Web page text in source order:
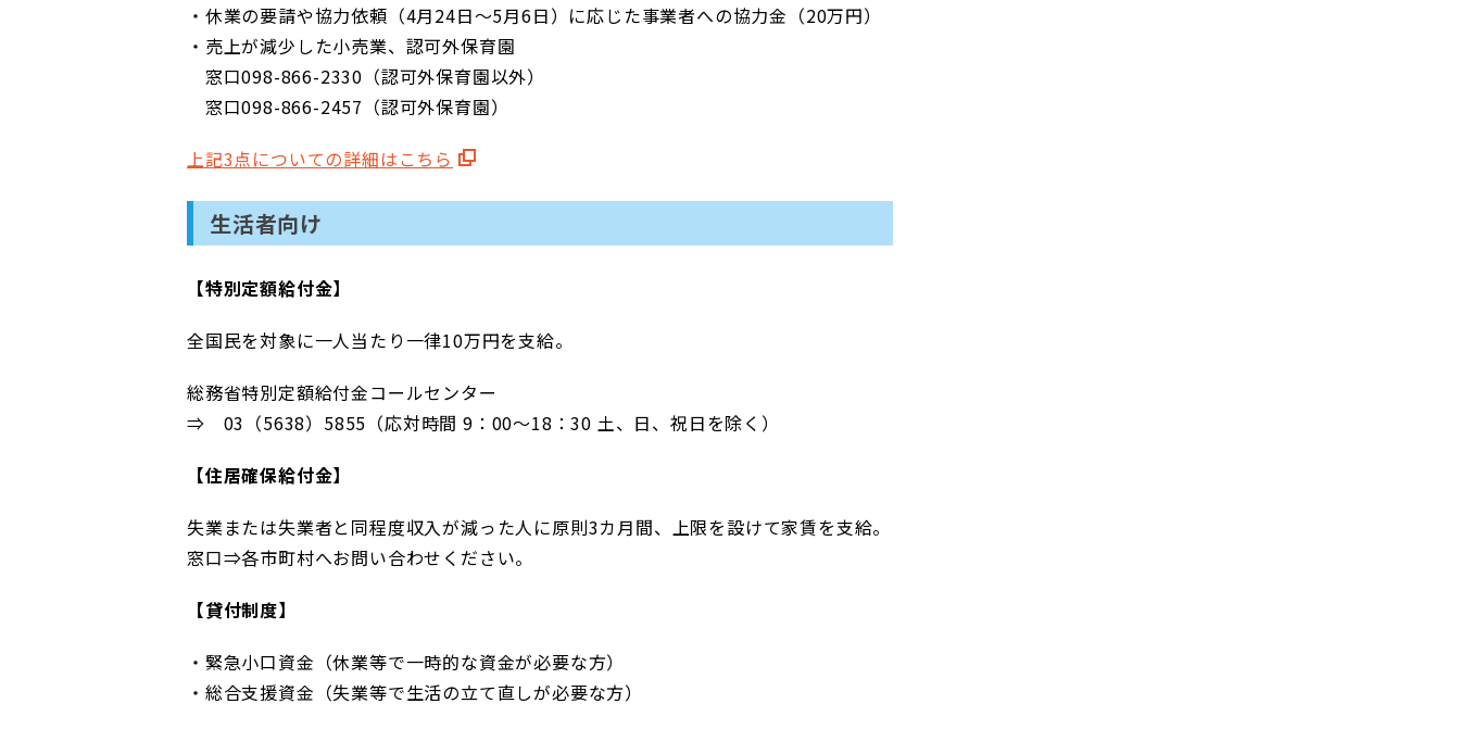
・休業の要請や協力依頼（4月24日～5月6日）に応じた事業者への協力金（20万円）
・売上が減少した小売業、認可外保育園
窓口098-866-2330（認可外保育園以外）
窓口098-866-2457（認可外保育園）
上記3点についての詳細はこちら
生活者向け
【特別定額給付金】
全国民を対象に一人当たり一律10万円を支給。
総務省特別定額給付金コールセンター
⇒ 03（5638）5855（応対時間 9：00～18：30 土、日、祝日を除く）
【住居確保給付金】
失業または失業者と同程度収入が減った人に原則3カ月間、上限を設けて家賃を支給。
窓口⇒各市町村へお問い合わせください。
【貸付制度】
・緊急小口資金（休業等で一時的な資金が必要な方）
・総合支援資金（失業等で生活の立て直しが必要な方）